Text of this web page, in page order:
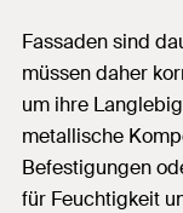
Fassaden sind
müssen daher
um ihre
metallische
Befestigungen
für Feuchtigkeit